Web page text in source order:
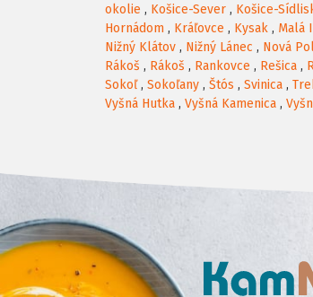
okolie , Košice-Sever , Košice-
Hornádom , Kráľovce , Kysak , Malá
Nižný Klátov , Nižný Lánec , Nová
Rákoš , Rákoš , Rankovce , Rešica ,
Sokoľ, Sokoľany , Štós , Svinica ,
Vyšná Hutka , Vyšná Kamenica ,